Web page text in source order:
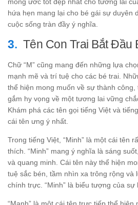
hứa hẹn mang lại cho bé gái sự duyên
cuộc sống tràn đầy ý nghĩa.
Tên Con Trai Bắt Đầu
Chữ “M” cũng mang đến những lựa
mạnh mẽ và trí tuệ cho các bé trai.
thể hiện mong muốn về sự thành
gắm hy vọng về một tương lai vững
Khám phá các tên gọi tiếng Việt và
cái tên ưng ý nhất.
Trong tiếng Việt, “Minh” là một cái tên
thích. “Minh” mang ý nghĩa là sáng
và quang minh. Cái tên này thể hiện
tuệ sắc bén, tầm nhìn xa trông rộng và
chính trực. “Minh” là biểu tượng của sự